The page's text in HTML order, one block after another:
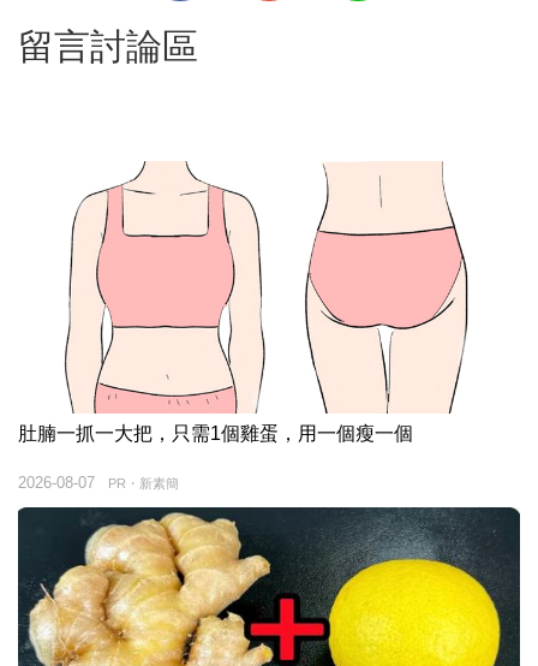
留言討論區
肚腩一抓一大把，只需1個雞蛋，用一個瘦一個
PR・新素簡
2026-08-07